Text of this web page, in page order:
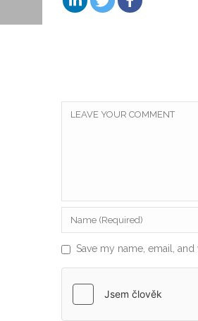
Save my name, email,